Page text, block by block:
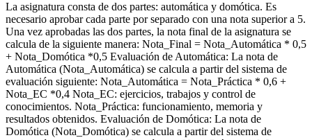
La asignatura consta de dos partes: automática y domótica. Es
necesario aprobar cada parte por separado con una nota superior a 5.
Una vez aprobadas las dos partes, la nota final de la asignatura se
calcula de la siguiente manera: Nota_Final = Nota_Automática * 0,5
+ Nota_Domótica *0,5 Evaluación de Automática: La nota de
Automática (Nota_Automática) se calcula a partir del sistema de
evaluación siguiente: Nota_Automática = Nota_Práctica * 0,6 +
Nota_EC *0,4 Nota_EC: ejercicios, trabajos y control de
conocimientos. Nota_Práctica: funcionamiento, memoria y
resultados obtenidos. Evaluación de Domótica: La nota de
Domótica (Nota_Domótica) se calcula a partir del sistema de